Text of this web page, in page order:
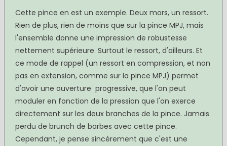
Cette pince en est un exemple. Deux mors, un ressort.
Rien de plus, rien de moins que sur la pince MPJ, mais
l'ensemble donne une impression de robustesse
nettement supérieure. Surtout le ressort, d'ailleurs. Et
ce mode de rappel (un ressort en compression, et non
pas en extension, comme sur la pince MPJ) permet
d'avoir une ouverture progressive, que l'on peut
moduler en fonction de la pression que l'on exerce
directement sur les deux branches de la pince. Jamais
perdu de brunch de barbes avec cette pince.
Cependant, je pense sincèrement que c'est une